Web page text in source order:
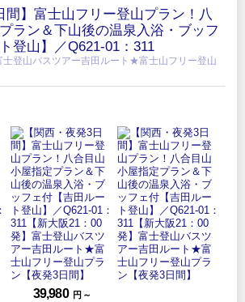
間】富士山フリー登山プラン！八
ラン＆下山後の温泉入浴・ブッフ
登山】／Q621-01：311
士登山バスツアー吉田ルート★富士山フリー登山
39,980 円 ～